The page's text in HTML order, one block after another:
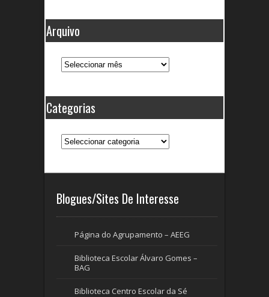
Arquivo
Arquivo
Categorias
Categorias
Blogues/Sites De Interesse
Página do Agrupamento – AEEG
Biblioteca Escolar Álvaro Gomes –
BAG
Biblioteca Centro Escolar da Sé